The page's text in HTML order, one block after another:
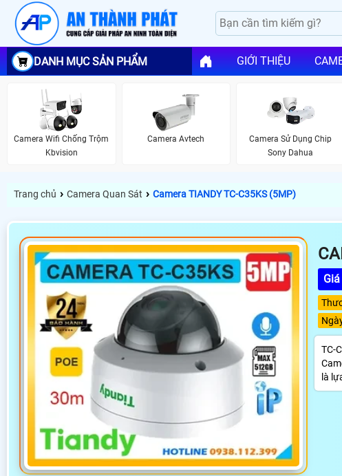
DANH MỤC SẢN PHẨM GIỚI THIỆU
Camera Wifi Chống Trộm
Kbvision
Camera Avtech
Camera Sử Dụng Chip
Sony Dahua
Trang chủ › Camera Quan Sát › Camera TIANDY TC-C35KS (5MP)
TC-
là